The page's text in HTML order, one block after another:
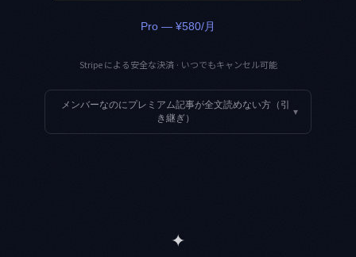
Pro — ¥580/月
Stripe による安全な決済 · いつでもキャンセル可能
メンバーなのにプレミアム記事が全文読めない方（引
き継ぎ）
▾
✦